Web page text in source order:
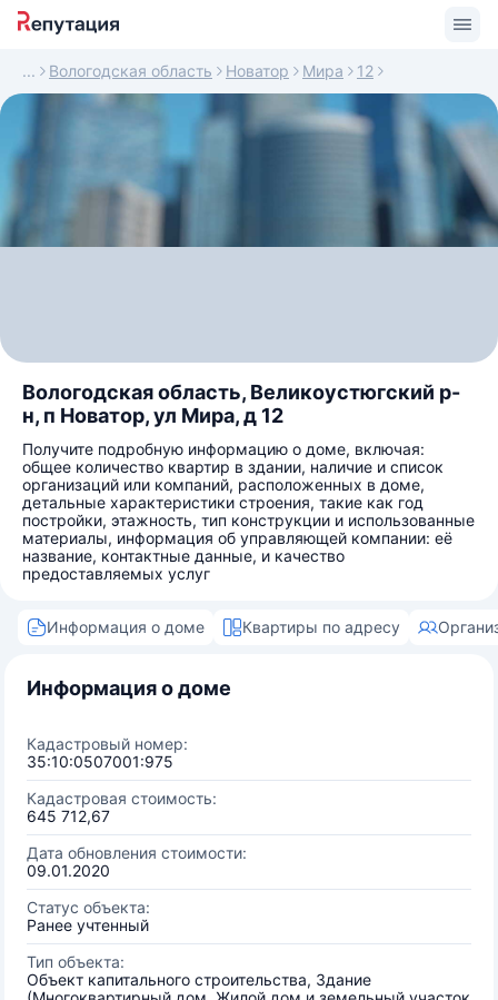
Вологодская область Новатор Мира 12
Вологодская область, Великоустюгский р-
н, п Новатор, ул Мира, д 12
Получите подробную информацию о доме, включая:
общее количество квартир в здании, наличие и список
организаций или компаний, расположенных в доме,
детальные характеристики строения, такие как год
постройки, этажность, тип конструкции и использованные
материалы, информация об управляющей компании: её
название, контактные данные, и качество
предоставляемых услуг
Информация о доме Квартиры по адресу
Информация о доме
Кадастровый номер:
35:10:0507001:975
Кадастровая стоимость:
645 712,67
Дата обновления стоимости:
09.01.2020
Статус объекта:
Ранее учтенный
Тип объекта:
Объект капитального строительства, Здание